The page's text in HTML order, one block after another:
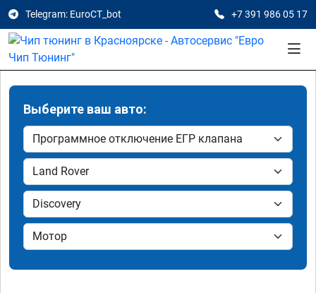
Telegram: EuroCT_bot +7 391 986 05 17
Выберите ваш авто: